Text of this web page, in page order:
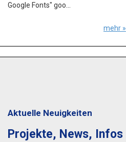
Google Fonts" goo...
mehr »
Aktuelle Neuigkeiten
Projekte, News, Infos